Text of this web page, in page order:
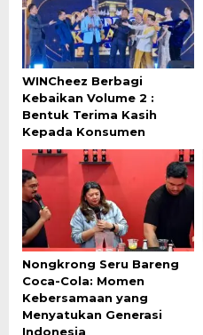
WINCheez Berbagi
Kebaikan Volume 2 :
Bentuk Terima Kasih
Kepada Konsumen
Nongkrong Seru Bareng
Coca-Cola: Momen
Kebersamaan yang
Menyatukan Generasi
Indonesia